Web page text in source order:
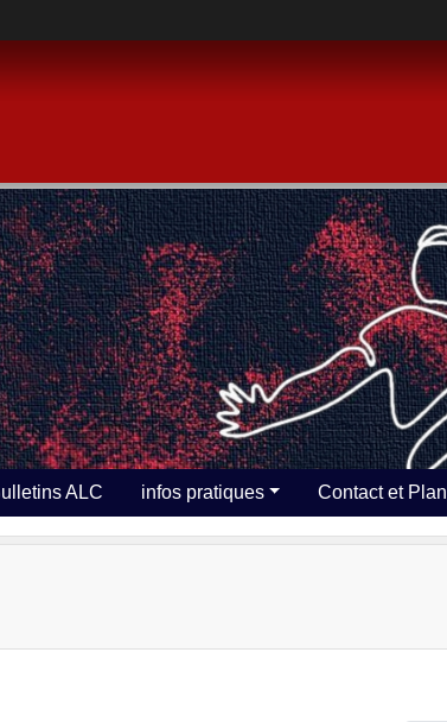
ALC infos pratiques Contact et Plan